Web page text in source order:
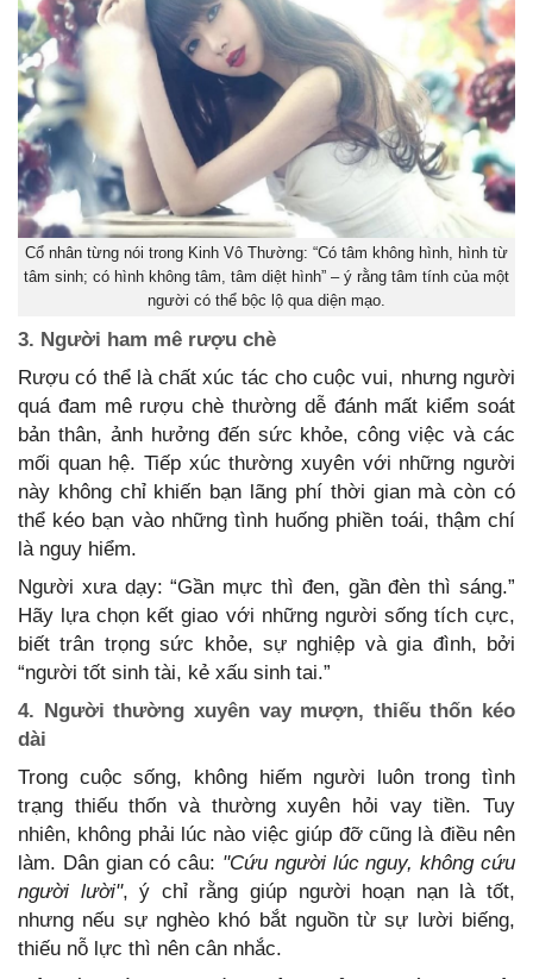
Cổ nhân từng nói trong Kinh Vô Thường: “Có tâm không hình, hình từ
tâm sinh; có hình không tâm, tâm diệt hình” – ý rằng tâm tính của một
người có thể bộc lộ qua diện mạo.
3. Người ham mê rượu chè
Rượu có thể là chất xúc tác cho cuộc vui, nhưng người
quá đam mê rượu chè thường dễ đánh mất kiểm soát
bản thân, ảnh hưởng đến sức khỏe, công việc và các
mối quan hệ. Tiếp xúc thường xuyên với những người
này không chỉ khiến bạn lãng phí thời gian mà còn có
thể kéo bạn vào những tình huống phiền toái, thậm chí
là nguy hiểm.
Người xưa dạy: “Gần mực thì đen, gần đèn thì sáng.”
Hãy lựa chọn kết giao với những người sống tích cực,
biết trân trọng sức khỏe, sự nghiệp và gia đình, bởi
“người tốt sinh tài, kẻ xấu sinh tai.”
4. Người thường xuyên vay mượn, thiếu thốn kéo
dài
Trong cuộc sống, không hiếm người luôn trong tình
trạng thiếu thốn và thường xuyên hỏi vay tiền. Tuy
nhiên, không phải lúc nào việc giúp đỡ cũng là điều nên
làm. Dân gian có câu: "Cứu người lúc nguy, không cứu
người lười", ý chỉ rằng giúp người hoạn nạn là tốt,
nhưng nếu sự nghèo khó bắt nguồn từ sự lười biếng,
thiếu nỗ lực thì nên cân nhắc.